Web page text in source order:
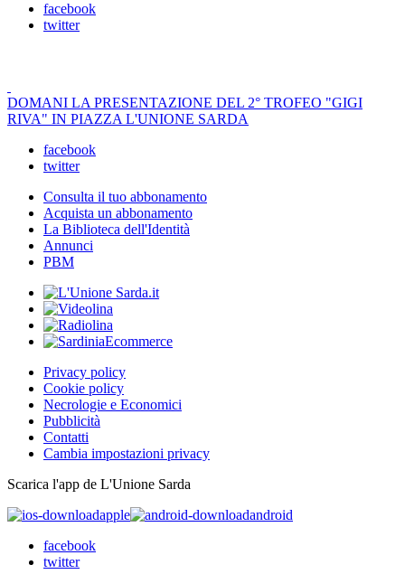
facebook
twitter
DOMANI LA PRESENTAZIONE DEL 2° TROFEO "GIGI
RIVA" IN PIAZZA L'UNIONE SARDA
facebook
twitter
Consulta il tuo abbonamento
Acquista un abbonamento
La Biblioteca dell'Identità
Annunci
PBM
Privacy policy
Cookie policy
Necrologie e Economici
Pubblicità
Contatti
Cambia impostazioni privacy
Scarica l'app de L'Unione Sarda
apple
android
facebook
twitter